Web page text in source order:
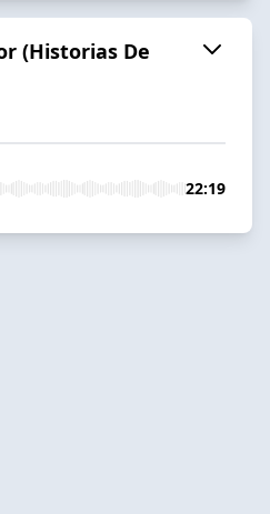
(Historias De
22:19